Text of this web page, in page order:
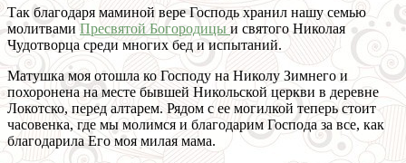
Так благодаря маминой вере Господь хранил нашу семью
молитвамиПресвятой Богородицыи святого Николая
Чудотворца среди многих бед и испытаний.
Матушка моя отошла ко Господу на Николу Зимнего и
похоронена на месте бывшей Никольской церкви в деревне
Локотско, перед алтарем. Рядом с ее могилкой теперь стоит
часовенка, где мы молимся и благодарим Господа за все, как
благодарила Его моя милая мама.